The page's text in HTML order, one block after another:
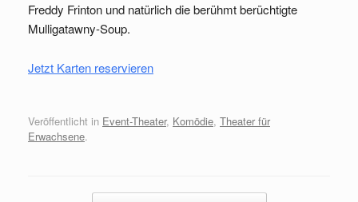
Freddy Frinton und natürlich die berühmt berüchtigte
Mulligatawny-Soup.
Jetzt Karten reservieren
Veröffentlicht in Event-Theater, Komödie, Theater für
Erwachsene.